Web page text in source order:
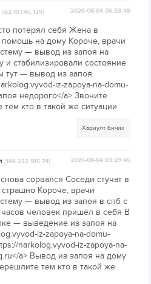
[62.197.45.129] 2026-08-04 06:59:48
потерял себя Жена в
на дому Короче, врачи
— вывод из запоя на
стабилизировали состояние
— вывод из запоя
iz-zapoya-na-domu-
недорого</a> Звоните
кто в такой же ситуации
Хариулт бичих
[148.222.185.74] 2026-08-04 03:29:45
сорвался Соседи стучат в
Короче, врачи
— вывод из запоя в спб с
человек пришёл в себя В
— выведение из запоя на
iz-zapoya-na-domu-
narkolog.vyvod-iz-zapoya-na-
a> Вывод из запоя на дому
тем кто в такой же